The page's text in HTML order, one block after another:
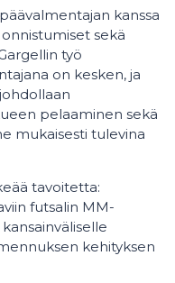
kanssa
sekä
työ
on kesken, ja
pelaaminen sekä
mukaisesti tulevina
tavoitetta:
futsalin MM-
kehityksen